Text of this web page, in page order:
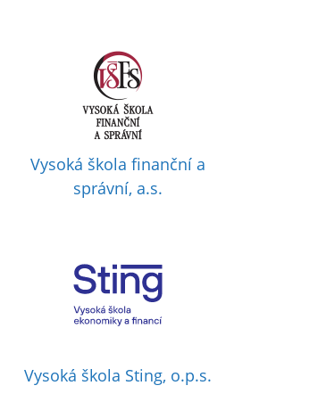
Vysoká škola finanční a
správní, a.s.
Vysoká škola Sting, o.p.s.